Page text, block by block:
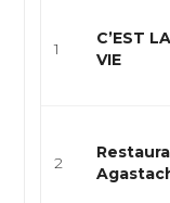
1
C’EST LA
VIE
2